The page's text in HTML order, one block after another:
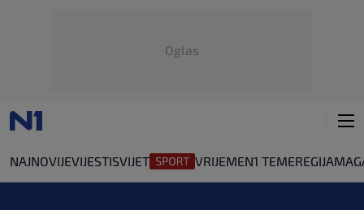
Oglas
NAJNOVIJEVIJESTISVIJET VRIJEMEN1 TEMEREGIJA